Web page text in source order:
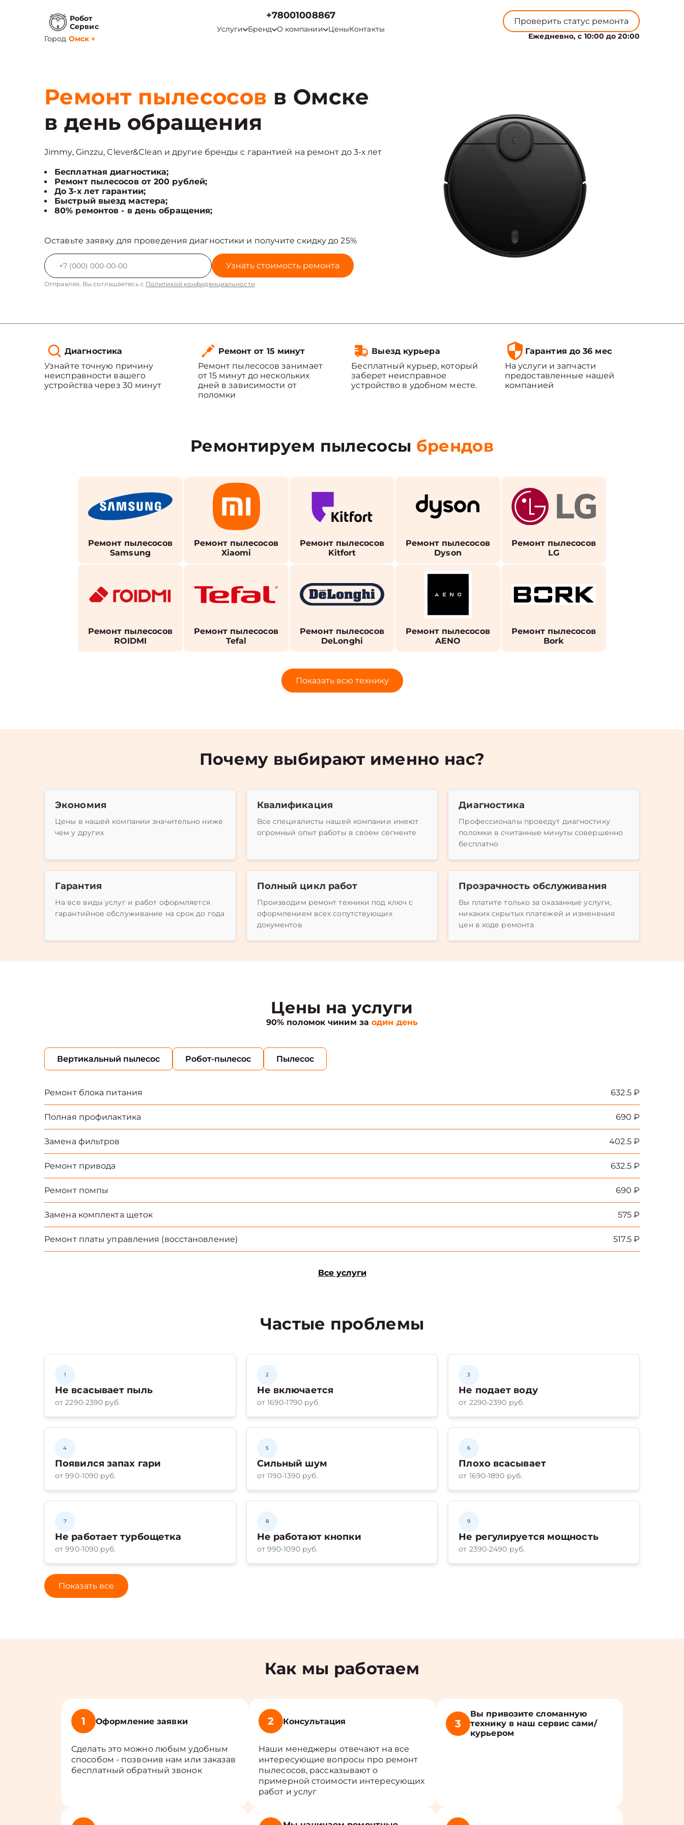
Робот
Сервис
Город Омск ▼
+78001008867
Услуги Бренд О компании ЦеныКонтакты
Проверить статус ремонта
Ежедневно, с 10:00 до 20:00
Ремонт пылесосов в Омске
в день обращения
Jimmy, Ginzzu, Clever&Clean и другие бренды с гарантией на ремонт до 3-х лет
Бесплатная диагностика;
Ремонт пылесосов от 200 рублей;
До 3-х лет гарантии;
Быстрый выезд мастера;
80% ремонтов - в день обращения;
Оставьте заявку для проведения диагностики и получите скидку до 25%
Узнать стоимость ремонта
Отправляя, Вы соглашаетесь с Политикой конфиденциальности
Диагностика
Узнайте точную причину
неисправности вашего
устройства через 30 минут
Ремонт от 15 минут
Ремонт пылесосов занимает
от 15 минут до нескольких
дней в зависимости от
поломки
Выезд курьера
Бесплатный курьер, который
заберет неисправное
устройство в удобном месте.
Гарантия до 36 мес
На услуги и запчасти
предоставленные нашей
компанией
Ремонтируем пылесосы брендов
Ремонт пылесосов
Samsung
Ремонт пылесосов
Xiaomi
Ремонт пылесосов
Kitfort
Ремонт пылесосов
Dyson
Ремонт пылесосов
LG
Ремонт пылесосов
ROIDMI
Ремонт пылесосов
Tefal
Ремонт пылесосов
DeLonghi
Ремонт пылесосов
AENO
Ремонт пылесосов
Bork
Показать всю технику
Почему выбирают именно нас?
Экономия
Цены в нашей компании значительно ниже
чем у других
Квалификация
Все специалисты нашей компании имеют
огромный опыт работы в своем сегменте
Диагностика
Профессионалы проведут диагностику
поломки в считанные минуты совершенно
бесплатно
Гарантия
На все виды услуг и работ оформляется
гарантийное обслуживание на срок до года
Полный цикл работ
Производим ремонт техники под ключ с
оформлением всех сопутствующих
документов
Прозрачность обслуживания
Вы платите только за оказанные услуги,
никаких скрытых платежей и изменения
цен в ходе ремонта
Цены на услуги
90% поломок чиним заодин день
Вертикальный пылесос Робот-пылесос Пылесос
Ремонт блока питания 632.5 ₽
Полная профилактика 690 ₽
Замена фильтров 402.5 ₽
Ремонт привода 632.5 ₽
Ремонт помпы 690 ₽
Замена комплекта щеток 575 ₽
Ремонт платы управления (восстановление) 517.5 ₽
Все услуги
Частые проблемы
1
Не всасывает пыль
от 2290-2390 руб.
2
Не включается
от 1690-1790 руб.
3
Не подает воду
от 2290-2390 руб.
4
Появился запах гари
от 990-1090 руб.
5
Сильный шум
от 1190-1390 руб.
6
Плохо всасывает
от 1690-1890 руб.
7
Не работает турбощетка
от 990-1090 руб.
8
Не работают кнопки
от 990-1090 руб.
9
Не регулируется мощность
от 2390-2490 руб.
Показать все
Как мы работаем
1 Оформление заявки
Сделать это можно любым удобным
способом - позвонив нам или заказав
бесплатный обратный звонок
2 Консультация
Наши менеджеры отвечают на все
интересующие вопросы про ремонт
пылесосов, рассказывают о
примерной стоимости интересующих
работ и услуг
3
Вы привозите сломанную
технику в наш сервис сами/
курьером